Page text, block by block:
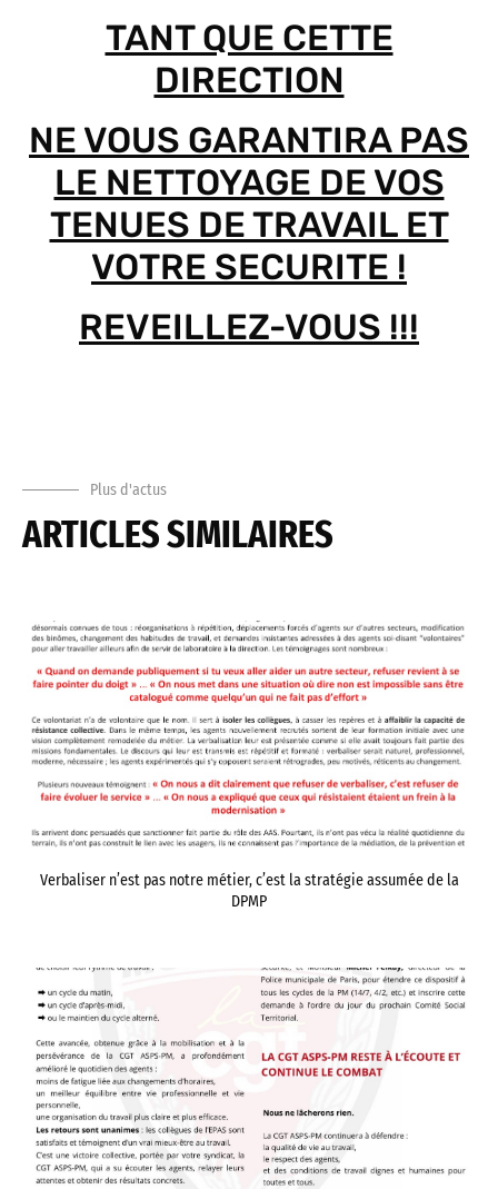
TANT QUE CETTE
DIRECTION
NE VOUS GARANTIRA PAS
LE NETTOYAGE DE VOS
TENUES DE TRAVAIL ET
VOTRE SECURITE !
REVEILLEZ-VOUS !!!
Plus d'actus
ARTICLES SIMILAIRES
Verbaliser n’est pas notre métier, c’est la stratégie assumée de la
DPMP